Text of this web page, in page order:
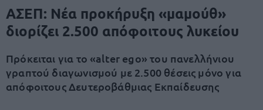
ΑΣΕΠ: Νέα προκήρυξη «μαμούθ»
διορίζει 2.500 απόφοιτους λυκείου
Πρόκειται για το «alter ego» του πανελλήνιου
γραπτού διαγωνισμού με 2.500 θέσεις μόνο για
απόφοιτους Δευτεροβάθμιας Εκπαίδευσης